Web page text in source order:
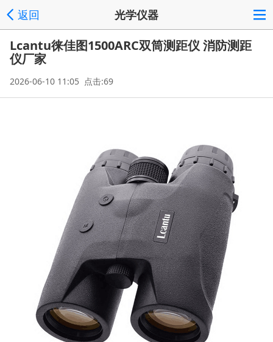
返回 光学仪器
Lcantu徕佳图1500ARC双筒测距仪 消防测距
仪厂家
2026-06-10 11:05 点击:69